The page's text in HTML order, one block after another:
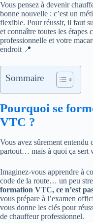
Vous pensez à devenir
bonne nouvelle : c’est un
flexible. Pour réussir, il faut
et connaître toutes les étapes
professionnelle et votre
endroit 📍
Sommaire
Pourquoi se
VTC ?
Vous avez sûrement entendu
partout… mais à quoi ça sert
Imaginez-vous apprendre à
code de la route… un peu
formation VTC, ce n’est
vous prépare à l’examen
vous donne les clés pour
de chauffeur professionnel.